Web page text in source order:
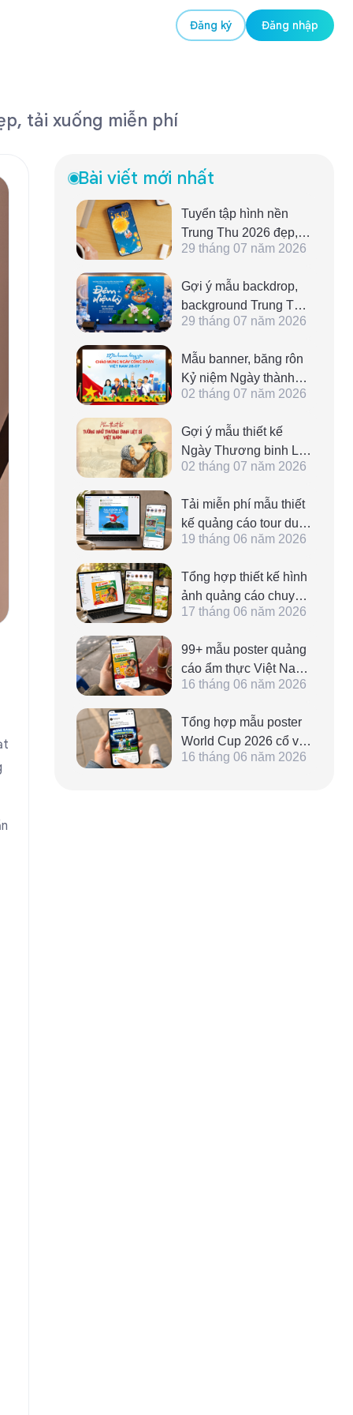
Đăng ký Đăng nhập
tải xuống miễn phí
Bài viết mới nhất
Tuyển tập hình nền
Trung Thu 2026 đẹp,
lung linh, tải về miễn
29 tháng 07 năm 2026
Gợi ý mẫu backdrop,
background Trung Thu
2026 ấn tượng, đẹp
29 tháng 07 năm 2026
Mẫu banner, băng rôn
Kỷ niệm Ngày thành
lập Công đoàn Việt
tạo
02 tháng 07 năm 2026
Gợi ý mẫu thiết kế
Ngày Thương binh Liệt
sĩ tưởng niệm anh
tượng và đẹp nhất
02 tháng 07 năm 2026
Tải miễn phí mẫu thiết
kế quảng cáo tour du
lịch ấn tượng, chỉnh
chóng
19 tháng 06 năm 2026
Tổng hợp thiết kế hình
ảnh quảng cáo chuyên
nghiệp và đa dạng
nhiều lĩnh vực
17 tháng 06 năm 2026
99+ mẫu poster quảng
cáo ẩm thực Việt Nam
ấn tượng, đẹp, dễ
16 tháng 06 năm 2026
Tổng hợp mẫu poster
World Cup 2026 cổ vũ,
mang tinh thần thể thao
16 tháng 06 năm 2026